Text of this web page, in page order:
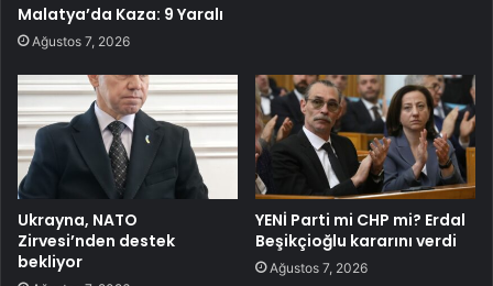
Malatya’da Kaza: 9 Yaralı
Ağustos 7, 2026
Ukrayna, NATO
Zirvesi’nden destek
bekliyor
YENİ Parti mi CHP mi? Erdal
Beşikçioğlu kararını verdi
Ağustos 7, 2026